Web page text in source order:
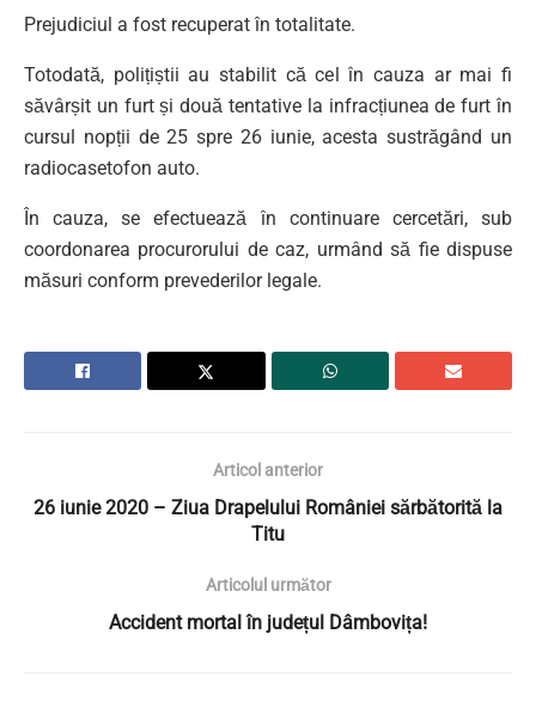
Prejudiciul a fost recuperat în totalitate.
Totodată, polițiștii au stabilit că cel în cauza ar mai fi
săvârșit un furt și două tentative la infracțiunea de furt în
cursul nopții de 25 spre 26 iunie, acesta sustrăgând un
radiocasetofon auto.
În cauza, se efectuează în continuare cercetări, sub
coordonarea procurorului de caz, urmând să fie dispuse
măsuri conform prevederilor legale.
Articol anterior
26 iunie 2020 – Ziua Drapelului României sărbătorită la
Titu
Articolul următor
Accident mortal în județul Dâmbovița!